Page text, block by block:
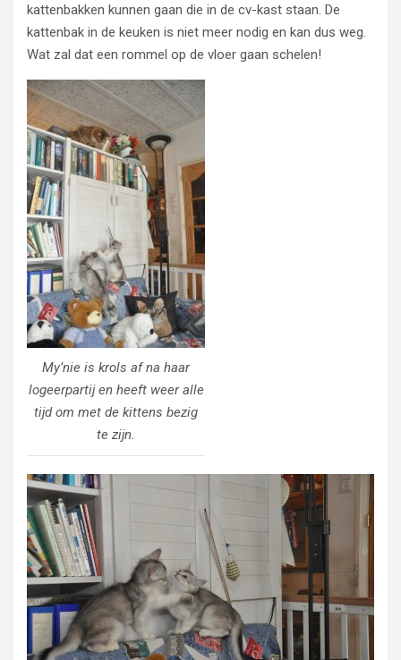
kattenbakken kunnen gaan die in de cv-kast staan. De
kattenbak in de keuken is niet meer nodig en kan dus weg.
Wat zal dat een rommel op de vloer gaan schelen!
My’nie is krols af na haar
logeerpartij en heeft weer alle
tijd om met de kittens bezig
te zijn.